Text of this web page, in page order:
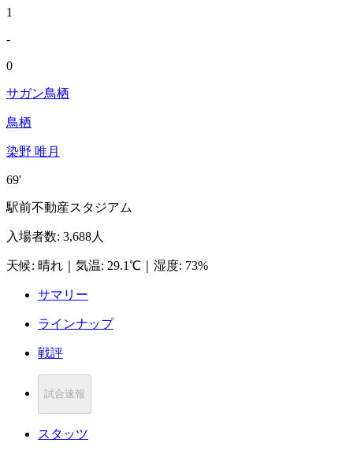
1
-
0
サガン鳥栖
鳥栖
染野 唯月
69'
駅前不動産スタジアム
入場者数: 3,688人
天候: 晴れ 気温: 29.1℃ 湿度: 73%
サマリー
ラインナップ
戦評
試合速報
スタッツ